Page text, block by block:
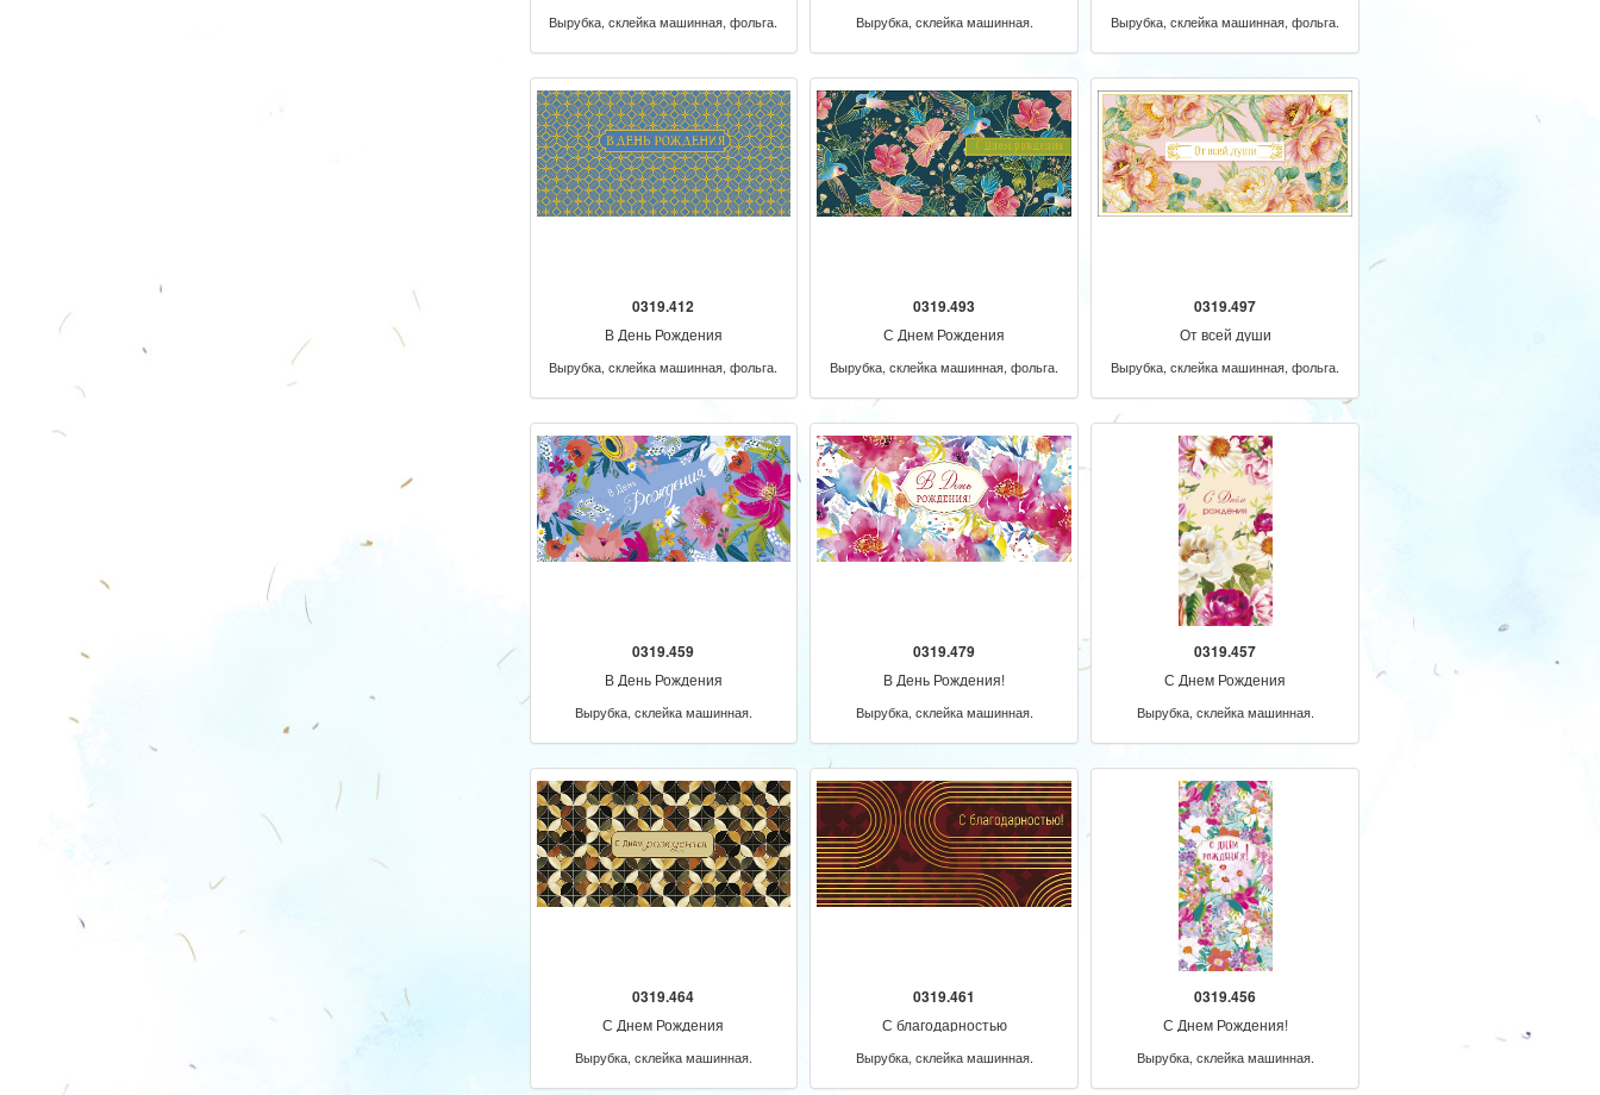
Вырубка, склейка машинная, фольга. Вырубка, склейка машинная. Вырубка, склейка машинная, фольга.
0319.412
В День Рождения
Вырубка, склейка машинная, фольга.
0319.493
С Днем Рождения
Вырубка, склейка машинная, фольга.
0319.497
От всей души
Вырубка, склейка машинная, фольга.
0319.459
В День Рождения
Вырубка, склейка машинная.
0319.479
В День Рождения!
Вырубка, склейка машинная.
0319.457
С Днем Рождения
Вырубка, склейка машинная.
0319.464
С Днем Рождения
Вырубка, склейка машинная.
0319.461
С благодарностью
Вырубка, склейка машинная.
0319.456
С Днем Рождения!
Вырубка, склейка машинная.